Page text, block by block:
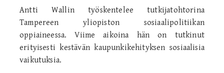
Antti Wallin työskentelee tutkijatohtorina
Tampereen yliopiston sosiaalipolitiikan
oppiaineessa. Viime aikoina hän on tutkinut
erityisesti kestävän kaupunkikehityksen sosiaalisia
vaikutuksia.